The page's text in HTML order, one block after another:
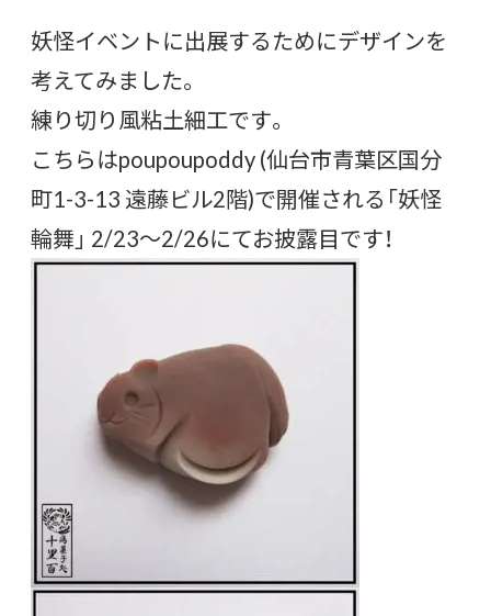
妖怪イベントに出展するためにデザインを
考えてみました。
練り切り風粘土細工です。
こちらはpoupoupoddy (仙台市青葉区国分
町1-3-13 遠藤ビル2階)で開催される「妖怪
輪舞」 2/23〜2/26にてお披露目です！